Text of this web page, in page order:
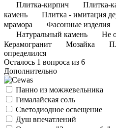
Плитка-кирпич Плитка-
камень
Плитка - имитация
мрамора
Фасонные изделия
Натуральный камень
Не
Керамогранит
Мозайка
определился
Осталось 1 вопроса из 6
Дополнительно
Панно из можжевельника
Гималайская соль
Светодиодное освещение
Душ впечатлений